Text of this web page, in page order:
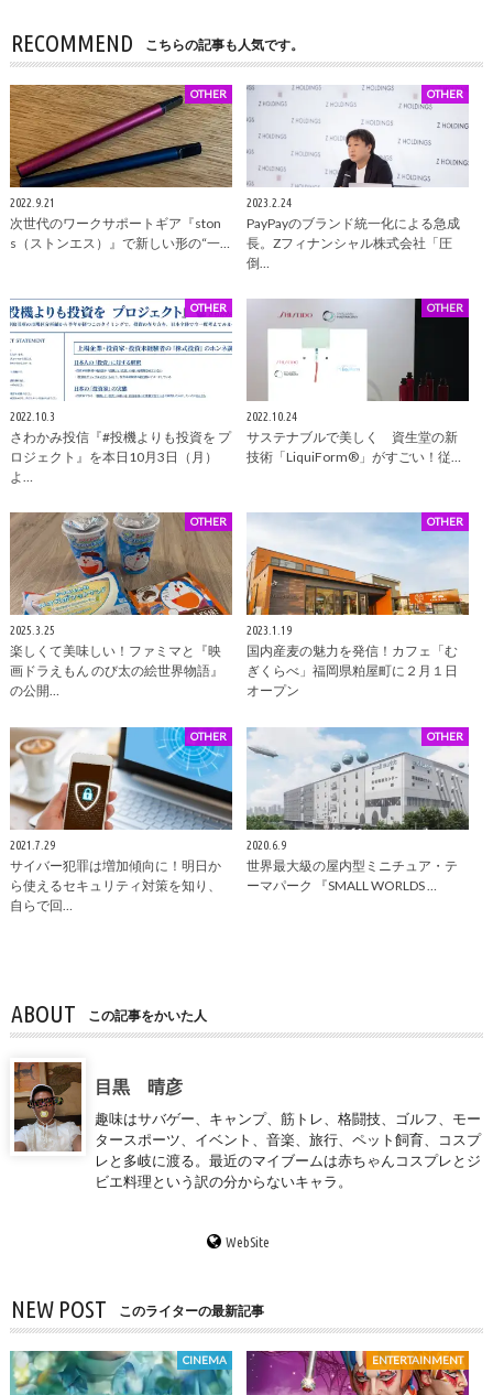
RECOMMEND こちらの記事も人気です。
OTHER
2022.9.21
次世代のワークサポートギア『ston
s（ストンエス）』で新しい形の“一…
OTHER
2023.2.24
PayPayのブランド統一化による急成
長。Zフィナンシャル株式会社「圧
倒…
OTHER
2022.10.3
さわかみ投信『#投機よりも投資を プ
ロジェクト』を本日10月3日（月）
よ…
OTHER
2022.10.24
サステナブルで美しく 資生堂の新
技術「LiquiForm®」がすごい！従…
OTHER
2025.3.25
楽しくて美味しい！ファミマと『映
画ドラえもん のび太の絵世界物語』
の公開…
OTHER
2023.1.19
国内産麦の魅力を発信！カフェ「む
ぎくらべ」福岡県粕屋町に２月１日
オープン
OTHER
2021.7.29
サイバー犯罪は増加傾向に！明日か
ら使えるセキュリティ対策を知り、
自らで回…
OTHER
2020.6.9
世界最大級の屋内型ミニチュア・テ
ーマパーク 『SMALL WORLDS …
ABOUT この記事をかいた人
目黒 晴彦
趣味はサバゲー、キャンプ、筋トレ、格闘技、ゴルフ、モー
タースポーツ、イベント、音楽、旅行、ペット飼育、コスプ
レと多岐に渡る。最近のマイブームは赤ちゃんコスプレとジ
ビエ料理という訳の分からないキャラ。
WebSite
NEW POST このライターの最新記事
CINEMA ENTERTAINMENT